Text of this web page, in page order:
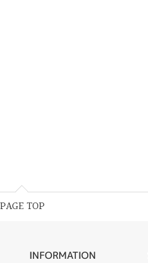
PAGE TOP
INFORMATION